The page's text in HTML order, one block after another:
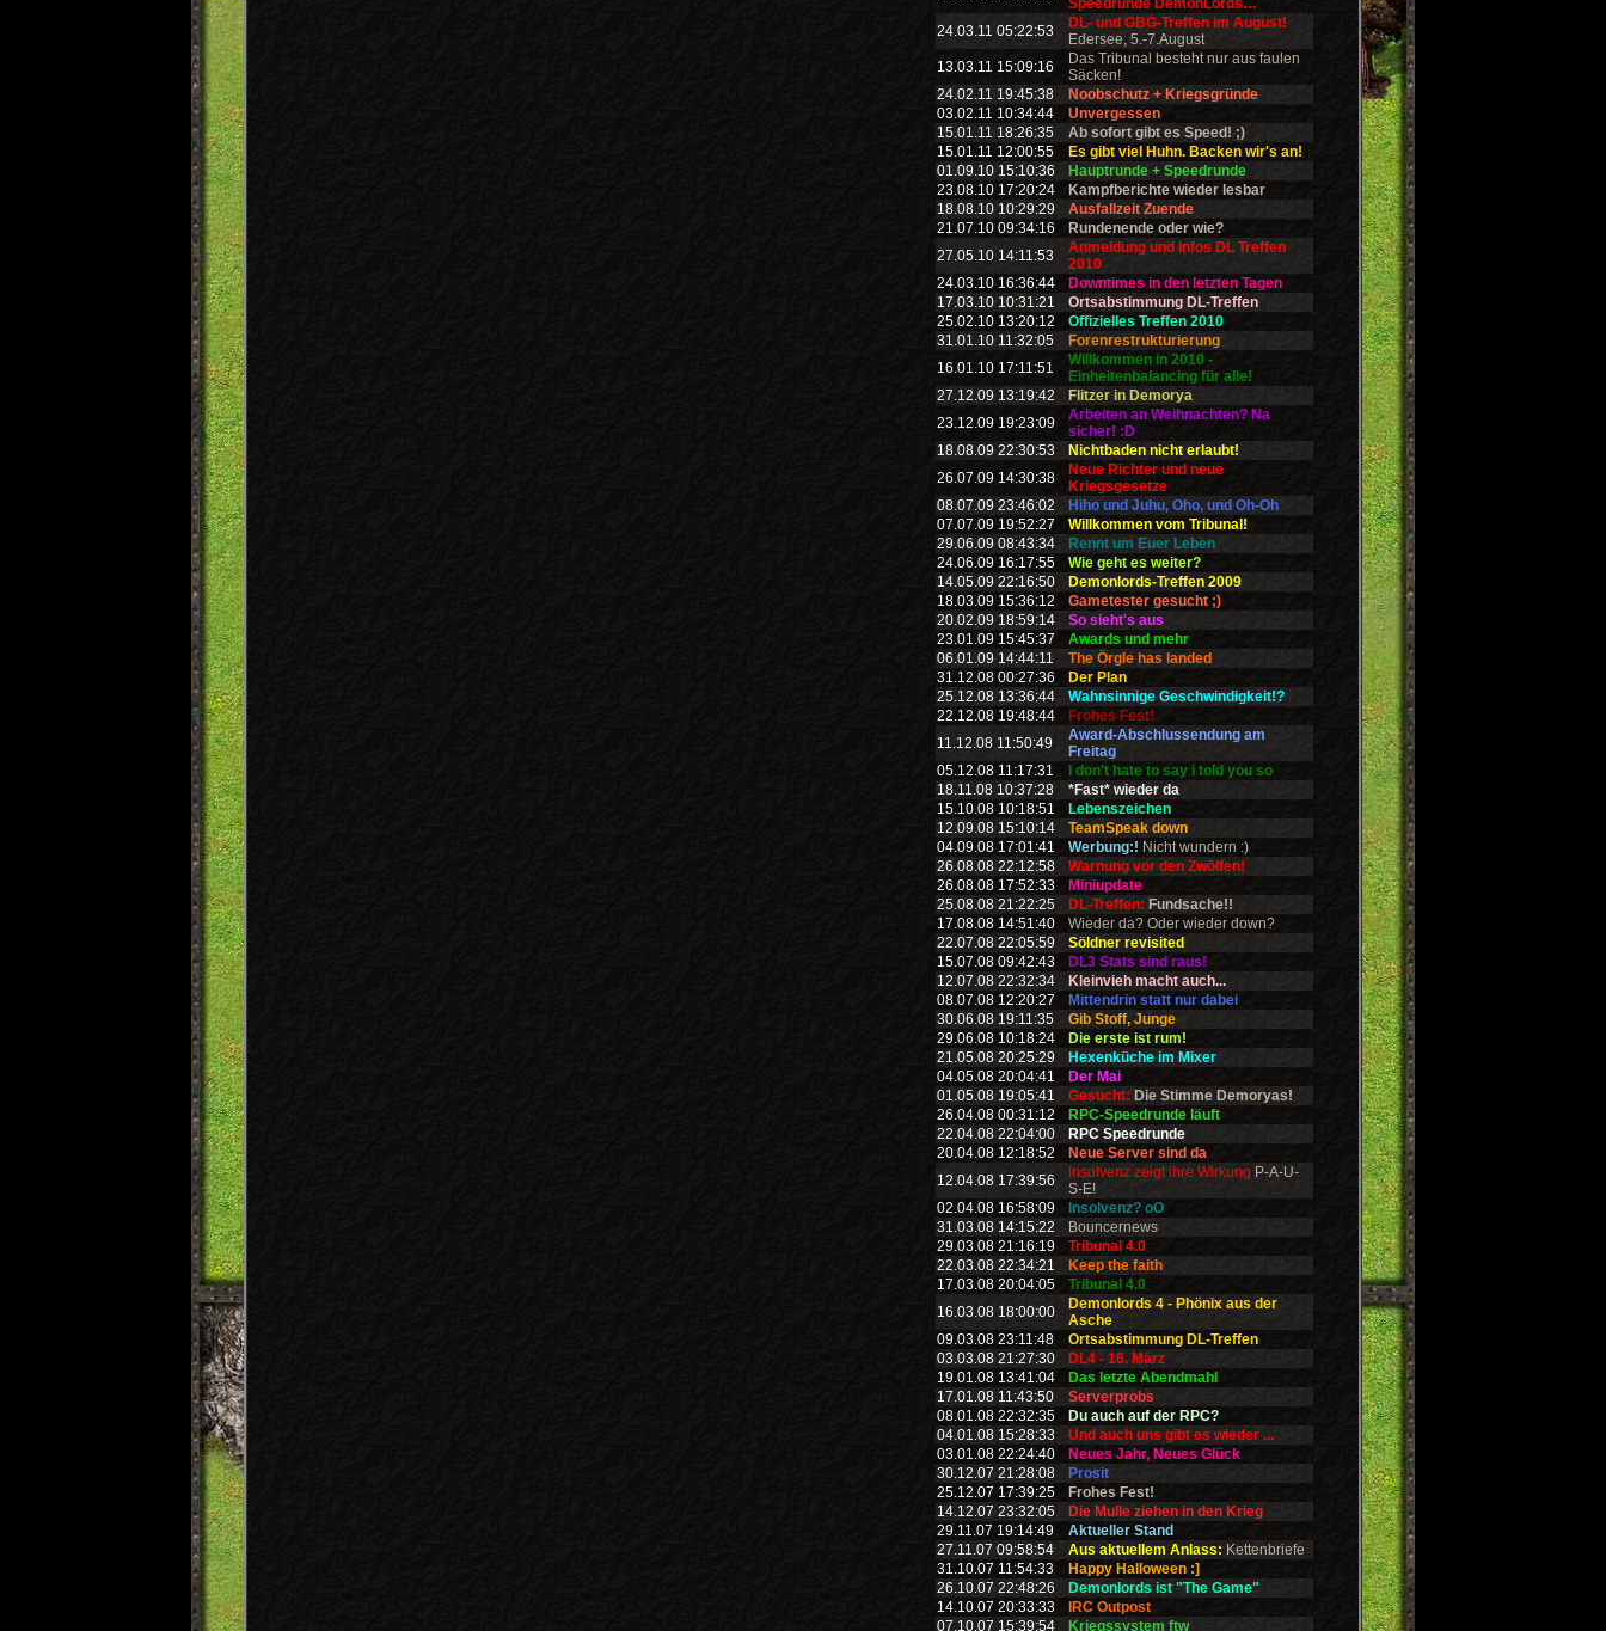
Speedrunde DemonLords…
24.03.11 05:22:53
DL- und GBG-Treffen im August!
Edersee, 5.-7.August
13.03.11 15:09:16
Das Tribunal besteht nur aus faulen
Säcken!
24.02.11 19:45:38
Noobschutz + Kriegsgründe
03.02.11 10:34:44
Unvergessen
15.01.11 18:26:35
Ab sofort gibt es Speed! ;)
15.01.11 12:00:55
Es gibt viel Huhn. Backen wir's an!
01.09.10 15:10:36
Hauptrunde + Speedrunde
23.08.10 17:20:24
Kampfberichte wieder lesbar
18.08.10 10:29:29
Ausfallzeit Zuende
21.07.10 09:34:16
Rundenende oder wie?
27.05.10 14:11:53
Anmeldung und Infos DL Treffen
2010
24.03.10 16:36:44
Downtimes in den letzten Tagen
17.03.10 10:31:21
Ortsabstimmung DL-Treffen
25.02.10 13:20:12
Offizielles Treffen 2010
31.01.10 11:32:05
Forenrestrukturierung
16.01.10 17:11:51
Willkommen in 2010 -
Einheitenbalancing für alle!
27.12.09 13:19:42
Flitzer in Demorya
23.12.09 19:23:09
Arbeiten an Weihnachten? Na
sicher! :D
18.08.09 22:30:53
Nichtbaden nicht erlaubt!
26.07.09 14:30:38
Neue Richter und neue
Kriegsgesetze
08.07.09 23:46:02
Hiho und Juhu, Oho, und Oh-Oh
07.07.09 19:52:27
Willkommen vom Tribunal!
29.06.09 08:43:34
Rennt um Euer Leben
24.06.09 16:17:55
Wie geht es weiter?
14.05.09 22:16:50
Demonlords-Treffen 2009
18.03.09 15:36:12
Gametester gesucht ;)
20.02.09 18:59:14
So sieht's aus
23.01.09 15:45:37
Awards und mehr
06.01.09 14:44:11
The Örgle has landed
31.12.08 00:27:36
Der Plan
25.12.08 13:36:44
Wahnsinnige Geschwindigkeit!?
22.12.08 19:48:44
Frohes Fest!
11.12.08 11:50:49
Award-Abschlussendung am
Freitag
05.12.08 11:17:31
I don't hate to say i told you so
18.11.08 10:37:28
*Fast* wieder da
15.10.08 10:18:51
Lebenszeichen
12.09.08 15:10:14
TeamSpeak down
04.09.08 17:01:41
Werbung:! Nicht wundern :)
26.08.08 22:12:58
Warnung vor den Zwölfen!
26.08.08 17:52:33
Miniupdate
25.08.08 21:22:25
DL-Treffen: Fundsache!!
17.08.08 14:51:40
Wieder da? Oder wieder down?
22.07.08 22:05:59
Söldner revisited
15.07.08 09:42:43
DL3 Stats sind raus!
12.07.08 22:32:34
Kleinvieh macht auch...
08.07.08 12:20:27
Mittendrin statt nur dabei
30.06.08 19:11:35
Gib Stoff, Junge
29.06.08 10:18:24
Die erste ist rum!
21.05.08 20:25:29
Hexenküche im Mixer
04.05.08 20:04:41
Der Mai
01.05.08 19:05:41
Gesucht: Die Stimme Demoryas!
26.04.08 00:31:12
RPC-Speedrunde läuft
22.04.08 22:04:00
RPC Speedrunde
20.04.08 12:18:52
Neue Server sind da
12.04.08 17:39:56
Insolvenz zeigt ihre Wirkung P-A-U-
S-E!
02.04.08 16:58:09
Insolvenz? oO
31.03.08 14:15:22
Bouncernews
29.03.08 21:16:19
Tribunal 4.0
22.03.08 22:34:21
Keep the faith
17.03.08 20:04:05
Tribunal 4.0
16.03.08 18:00:00
Demonlords 4 - Phönix aus der
Asche
09.03.08 23:11:48
Ortsabstimmung DL-Treffen
03.03.08 21:27:30
DL4 - 16. März
19.01.08 13:41:04
Das letzte Abendmahl
17.01.08 11:43:50
Serverprobs
08.01.08 22:32:35
Du auch auf der RPC?
04.01.08 15:28:33
Und auch uns gibt es wieder ...
03.01.08 22:24:40
Neues Jahr, Neues Glück
30.12.07 21:28:08
Prosit
25.12.07 17:39:25
Frohes Fest!
14.12.07 23:32:05
Die Mulle ziehen in den Krieg
29.11.07 19:14:49
Aktueller Stand
27.11.07 09:58:54
Aus aktuellem Anlass: Kettenbriefe
31.10.07 11:54:33
Happy Halloween :]
26.10.07 22:48:26
Demonlords ist "The Game"
14.10.07 20:33:33
IRC Outpost
07.10.07 15:39:54
Kriegssystem ftw